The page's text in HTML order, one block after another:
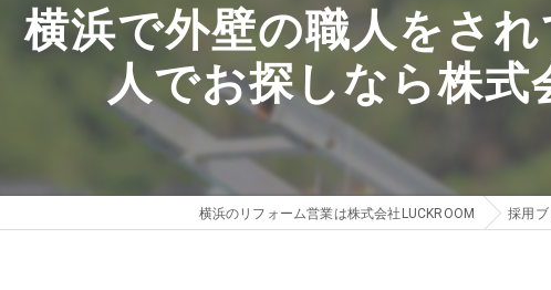
横浜で外壁の職人をさ
人でお探しなら株
横浜のリフォーム営業は株式会社LUCKROOM 採用